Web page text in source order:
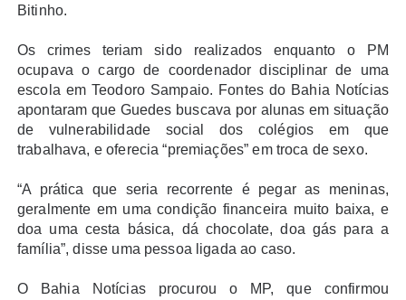
Bitinho.
Os crimes teriam sido realizados enquanto o PM
ocupava o cargo de coordenador disciplinar de uma
escola em Teodoro Sampaio. Fontes do Bahia Notícias
apontaram que Guedes buscava por alunas em situação
de vulnerabilidade social dos colégios em que
trabalhava, e oferecia “premiações” em troca de sexo.
“A prática que seria recorrente é pegar as meninas,
geralmente em uma condição financeira muito baixa, e
doa uma cesta básica, dá chocolate, doa gás para a
família”, disse uma pessoa ligada ao caso.
O Bahia Notícias procurou o MP, que confirmou